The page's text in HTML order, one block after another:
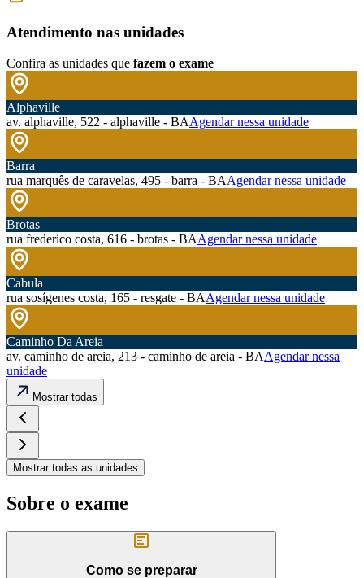
Atendimento nas unidades
Confira as unidades que fazem o exame
Alphaville
av. alphaville, 522 - alphaville - BAAgendar nessa unidade
Barra
rua marquês de caravelas, 495 - barra - BAAgendar nessa unidade
Brotas
rua frederico costa, 616 - brotas - BAAgendar nessa unidade
Cabula
rua sosígenes costa, 165 - resgate - BAAgendar nessa unidade
Caminho Da Areia
av. caminho de areia, 213 - caminho de areia - BAAgendar nessa
unidade
Mostrar todas
Mostrar todas as unidades
Sobre o exame
Como se preparar